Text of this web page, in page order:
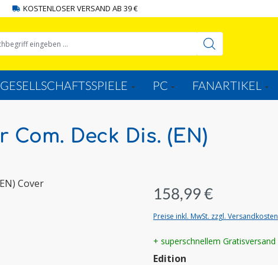
KOSTENLOSER VERSAND AB 39 €
GESELLSCHAFTSSPIELE PC FANARTIKEL
Deck Dis. (EN)
158,99 €
Preise inkl. MwSt. zzgl. Versandkosten
+ superschnellem Gratisversand
Edition